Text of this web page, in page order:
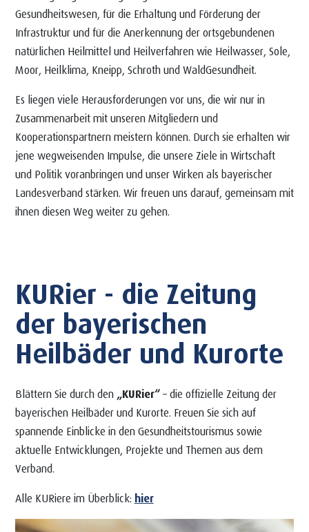
Gesundheitswesen, für die Erhaltung und Förderung der
Infrastruktur und für die Anerkennung der ortsgebundenen
natürlichen Heilmittel und Heilverfahren wie Heilwasser, Sole,
Moor, Heilklima, Kneipp, Schroth und WaldGesundheit.
Es liegen viele Herausforderungen vor uns, die wir nur in
Zusammenarbeit mit unseren Mitgliedern und
Kooperationspartnern meistern können. Durch sie erhalten wir
jene wegweisenden Impulse, die unsere Ziele in Wirtschaft
und Politik voranbringen und unser Wirken als bayerischer
Landesverband stärken. Wir freuen uns darauf, gemeinsam mit
ihnen diesen Weg weiter zu gehen.
KURier - die Zeitung
der bayerischen
Heilbäder und Kurorte
Blättern Sie durch den „KURier“– die offizielle Zeitung der
bayerischen Heilbäder und Kurorte. Freuen Sie sich auf
spannende Einblicke in den Gesundheitstourismus sowie
aktuelle Entwicklungen, Projekte und Themen aus dem
Verband.
Alle KURiere im Überblick: hier